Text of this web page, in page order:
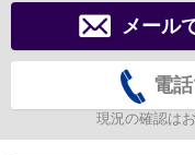
メール
電
現況の確認は